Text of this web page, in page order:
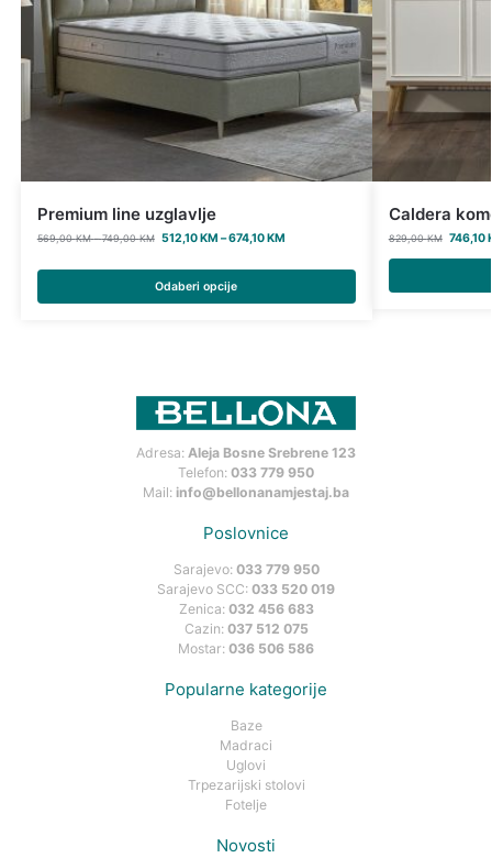
Premium line uzglavlje
569,00KM – 749,00KM 512,10KM –674,10KM
Odaberi opcije
Caldera
829,00KM 746,10
Adresa: Aleja Bosne Srebrene 123
Telefon: 033 779 950
Mail: info@bellonanamjestaj.ba
Poslovnice
Sarajevo: 033 779 950
Sarajevo SCC: 033 520 019
Zenica: 032 456 683
Cazin: 037 512 075
Mostar: 036 506 586
Popularne kategorije
Baze
Madraci
Uglovi
Trpezarijski stolovi
Fotelje
Novosti